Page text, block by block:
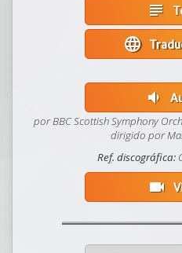
subject
language
volume_down
por BBC Scottish Symphony
dirigido por
Ref. discográfica:
videocam